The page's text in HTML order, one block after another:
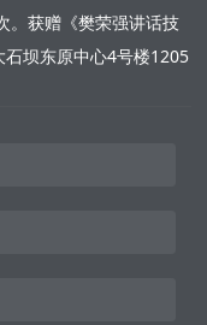
。获赠《樊荣强讲话技
坝东原中心4号楼1205